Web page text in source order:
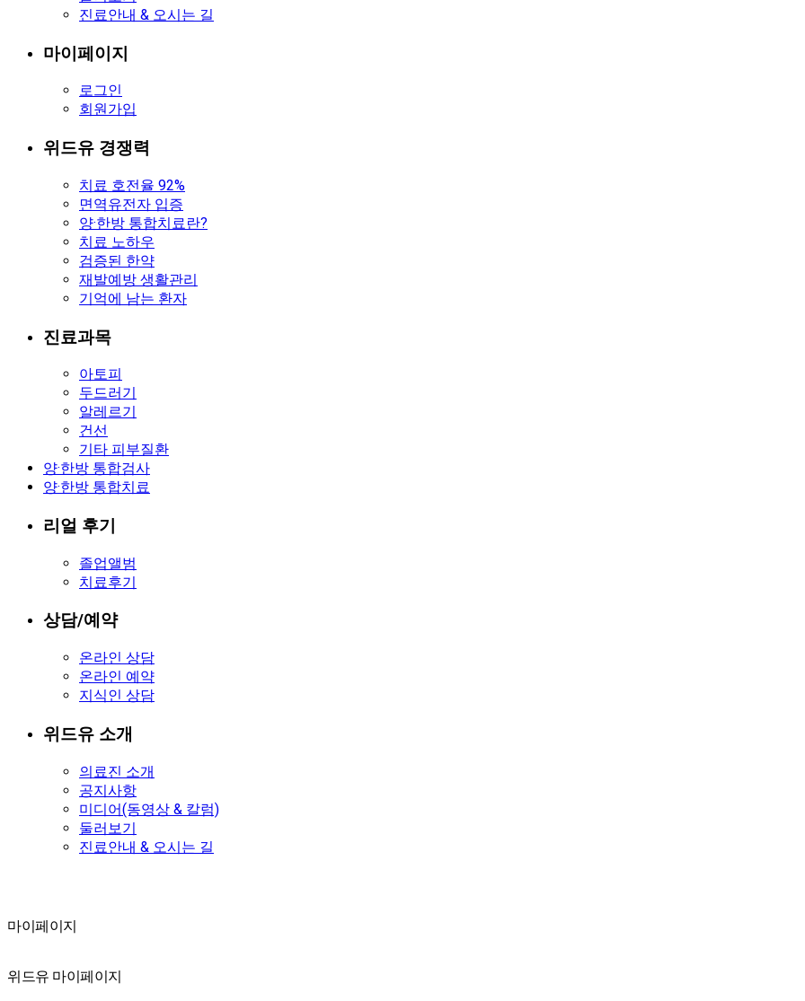
진료안내 & 오시는 길
마이페이지
로그인
회원가입
위드유 경쟁력
치료 호전율 92%
면역유전자 입증
양·한방 통합치료란?
치료 노하우
검증된 한약
재발예방 생활관리
기억에 남는 환자
진료과목
아토피
두드러기
알레르기
건선
기타 피부질환
양·한방 통합검사
양·한방 통합치료
리얼 후기
졸업앨범
치료후기
상담/예약
온라인 상담
온라인 예약
지식인 상담
위드유 소개
의료진 소개
공지사항
미디어(동영상 & 칼럼)
둘러보기
진료안내 & 오시는 길
마이페이지
위드유 마이페이지